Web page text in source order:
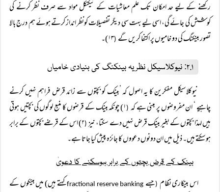
رکھنے کے لیے حد امکان تک علم معاشیات کے ٹیکنکل مواد سے صرف نظر کرنے کی
کوشش کی جائے گی، اسی لیے بہت سی دیگر تفصیلات کونظر انداز کرتے ہوئے ہم درج بالا
تصور بینکنگ کی دو خامیوں پر اکتفا کریں گے (۱۳)۔
۲.۱: نیوکلاسیکل نظریہ بینکنگ کی بنیادی خامیاں
نیوکلاسیکل مفکرین کا یہ اصول کہ ’بینک کو بچتوں سے زائد قرض فراہم نہیں کرنے
چاہیے ‘ ان مفروضوں پر مبنی ہے کہ ( ۱) چونکہ بینک کے قرضوں کا منبع لوگوں کی بچتیں ہوتی
ہیں لہذا بچتوں کے بغیر بینک قرض نہیں دے سکتا، نیز ( ۲) اس کے قرضے بچتوں کے برابر
ہوسکتے ہیں۔ ذیل میں ان دونوں دعووں کا جائزہ پیش کیا جاتا ہے۔
بینک کے قرض بچتوں کے برابر ہوسکنے کا دعویٰ
اس بینکاری نظام (جسے
کہتے ہیں) میں بینکوں کے